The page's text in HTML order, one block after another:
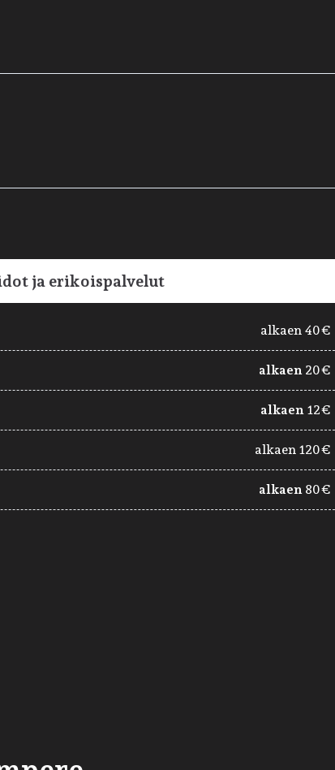
ja erikoispalvelut
alkaen 40€
alkaen 20€
alkaen 12€
alkaen 120€
alkaen 80€